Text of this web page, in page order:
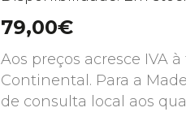
79,00€
Aos preços acresce IVA
Continental. Para a
de consulta local aos